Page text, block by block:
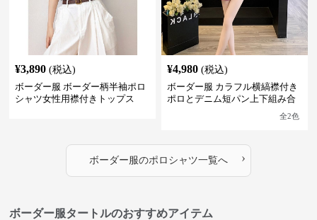
¥3,890 (税込)
ボーダー服 ボーダー柄半袖ポロ
シャツ女性用襟付きトップス
¥4,980 (税込)
ボーダー服 カラフル横縞襟付き
ポロとデニム短パン上下組み合
全2色
ボーダー服のポロシャツ一覧へ ›
ボーダー服タートルのおすすめアイテム